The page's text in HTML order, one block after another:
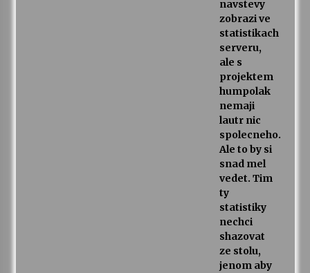
navstevy
zobrazi ve
statistikach
serveru,
ale s
projektem
humpolak
nemaji
lautr nic
spolecneho.
Ale to by si
snad mel
vedet. Tim
ty
statistiky
nechci
shazovat
ze stolu,
jenom aby